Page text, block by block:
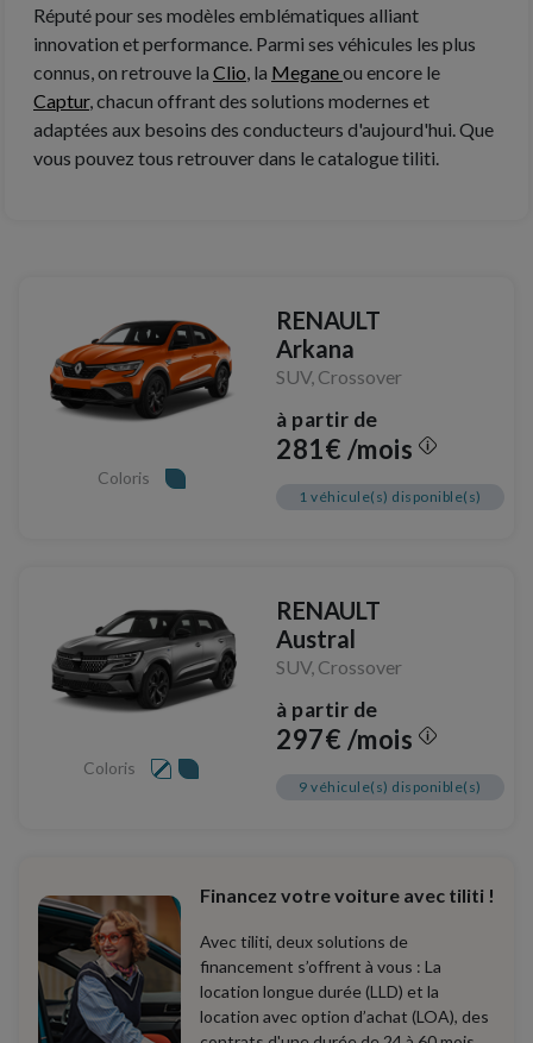
Réputé pour ses modèles emblématiques alliant
innovation et performance. Parmi ses véhicules les plus
connus, on retrouve la Clio, la Meganeou encore le
Captur, chacun offrant des solutions modernes et
adaptées aux besoins des conducteurs d'aujourd'hui. Que
vous pouvez tous retrouver dans le catalogue tiliti.
Coloris
RENAULT
Arkana
SUV, Crossover
à partir de
281€ /mois
1 véhicule(s) disponible(s)
Coloris
RENAULT
Austral
SUV, Crossover
à partir de
297€ /mois
9 véhicule(s) disponible(s)
Financez votre voiture avec tiliti !
Avec tiliti, deux solutions de
financement s’offrent à vous : La
location longue durée (LLD) et la
location avec option d’achat (LOA), des